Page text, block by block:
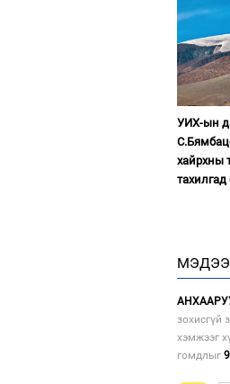
УИХ-ын
хайрхны
зохисгүй
хэмжээг
гомдлыг